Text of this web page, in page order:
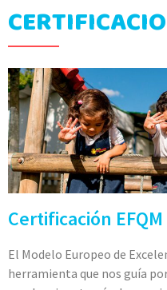
Certificación EFQM
El Modelo Europeo de
herramienta que nos guía